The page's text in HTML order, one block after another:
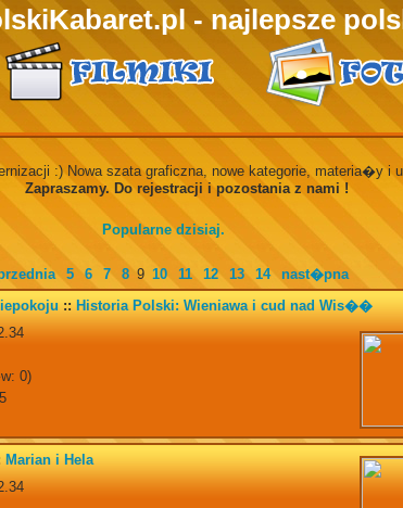
- najlepsze
:) Nowa szata graficzna, nowe kategorie, materia�y i
Zapraszamy. Do rejestracji i pozostania z nami !
Popularne dzisiaj.
5 6 7 8 9 10 11 12 13 14 nast�pna
:: Historia Polski: Wieniawa i cud nad Wis��
0)
Marian i Hela